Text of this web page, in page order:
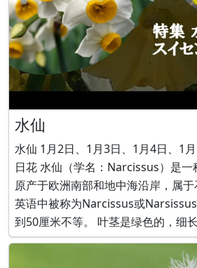
水仙
水仙 1月2日、1月3日、1月4日、1月13日、4月3日的生
日花 水仙（学名：Narcissus）是一
原产于欧洲南部和地中海沿岸，属
英语中被称为Narcissus或Narsissus。 植物的高度
到50厘米不等。 叶茎是绿色的，细
鸢尾叶。 从冬天到春天，花朵呈喇
黄色、白色、橙色和粉色。 繁殖通